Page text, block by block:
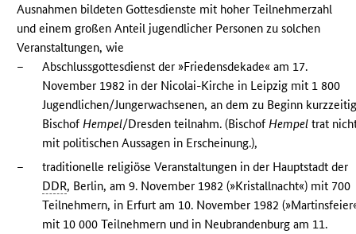
Ausnahmen bildeten Gottesdienste mit hoher Teilnehmerzahl
und einem großen Anteil jugendlicher Personen zu solchen
Veranstaltungen, wie
–
Abschlussgottesdienst der »Friedensdekade« am 17.
November 1982 in der Nicolai-Kirche in Leipzig mit 1 800
Jugendlichen/Jungerwachsenen, an dem zu Beginn
Bischof Hempel/Dresden teilnahm. (Bischof Hempel trat
mit politischen Aussagen in Erscheinung.),
–
traditionelle religiöse Veranstaltungen in der Hauptstadt der
DDR, Berlin, am 9. November 1982 (»Kristallnacht«) mit 700
Teilnehmern, in Erfurt am 10. November 1982
mit 10 000 Teilnehmern und in Neubrandenburg am 11.